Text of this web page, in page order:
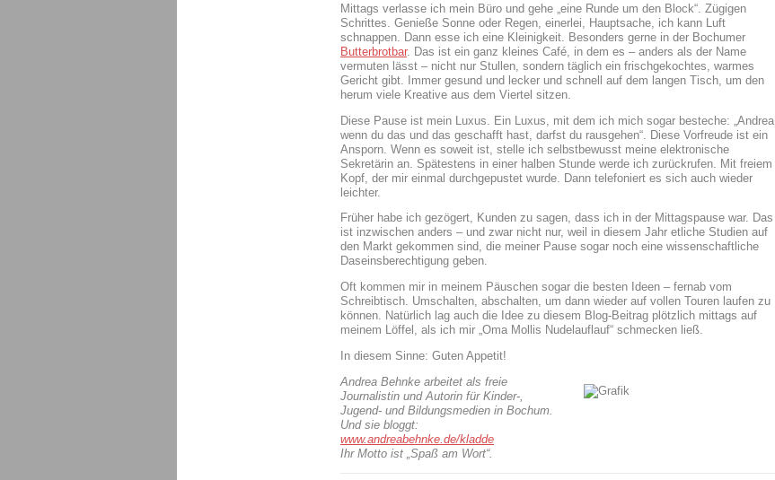
Mittags verlasse ich mein Büro und gehe „eine Runde um den Block“. Zügigen
Schrittes. Genieße Sonne oder Regen, einerlei, Hauptsache, ich kann Luft
schnappen. Dann esse ich eine Kleinigkeit. Besonders gerne in der Bochumer
Butterbrotbar. Das ist ein ganz kleines Café, in dem es – anders als der Name
vermuten lässt – nicht nur Stullen, sondern täglich ein frischgekochtes, warmes
Gericht gibt. Immer gesund und lecker und schnell auf dem langen Tisch, um den
herum viele Kreative aus dem Viertel sitzen.
Diese Pause ist mein Luxus. Ein Luxus, mit dem ich mich sogar besteche: „Andrea,
wenn du das und das geschafft hast, darfst du rausgehen“. Diese Vorfreude ist ein
Ansporn. Wenn es soweit ist, stelle ich selbstbewusst meine elektronische
Sekretärin an. Spätestens in einer halben Stunde werde ich zurückrufen. Mit freiem
Kopf, der mir einmal durchgepustet wurde. Dann telefoniert es sich auch wieder
leichter.
Früher habe ich gezögert, Kunden zu sagen, dass ich in der Mittagspause war. Das
ist inzwischen anders – und zwar nicht nur, weil in diesem Jahr etliche Studien auf
den Markt gekommen sind, die meiner Pause sogar noch eine wissenschaftliche
Daseinsberechtigung geben.
Oft kommen mir in meinem Päuschen sogar die besten Ideen – fernab vom
Schreibtisch. Umschalten, abschalten, um dann wieder auf vollen Touren laufen zu
können. Natürlich lag auch die Idee zu diesem Blog-Beitrag plötzlich mittags auf
meinem Löffel, als ich mir „Oma Mollis Nudelauflauf“ schmecken ließ.
In diesem Sinne: Guten Appetit!
Andrea Behnke arbeitet als freie
Journalistin und Autorin für Kinder-,
Jugend- und Bildungsmedien in Bochum.
Und sie bloggt:
www.andreabehnke.de/kladde
Ihr Motto ist „Spaß am Wort“.